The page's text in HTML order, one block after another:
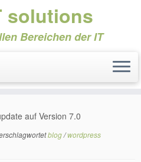
solutions
Bereichen der IT
auf Version 7.0
blog/wordpress